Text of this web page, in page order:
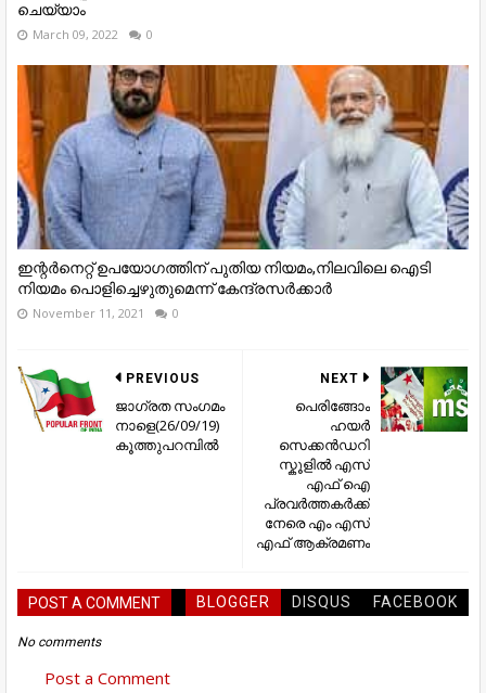
ചെയ്യാം
March 09, 2022 0
ഇന്റര്‍നെറ്റ് ഉപയോഗത്തിന് പുതിയ നിയമം,നിലവിലെ ഐടി
നിയമം പൊളിച്ചെഴുതുമെന്ന് കേന്ദ്രസര്‍ക്കാര്‍
November 11, 2021 0
NEXT
പെരിങ്ങോം
ഹയർ
സെക്കൻഡറി
സ്കൂളിൽ എസ്
എഫ് ഐ
പ്രവർത്തകർക്ക്
നേരെ എം എസ്
എഫ് ആക്രമണം
PREVIOUS
ജാഗ്രത സംഗമം
നാളെ(26/09/19)
കൂത്തുപറമ്പിൽ
POST A COMMENT BLOGGER DISQUS FACEBOOK
No comments
Post a Comment